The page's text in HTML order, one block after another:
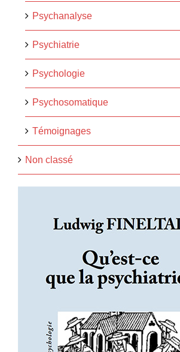
Psychanalyse
Psychiatrie
Psychologie
Psychosomatique
Témoignages
Non classé
Qu’est-ce que la